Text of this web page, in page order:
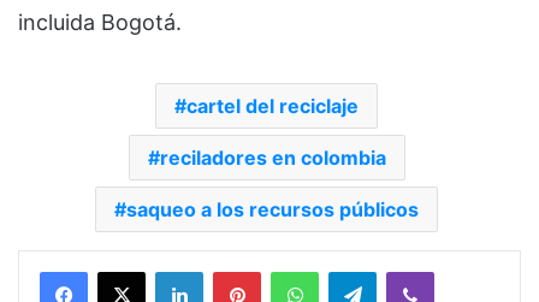
incluida Bogotá.
cartel del reciclaje
reciladores en colombia
saqueo a los recursos públicos
Facebook
X LinkedInPinterestWhatsAppTelegramViber